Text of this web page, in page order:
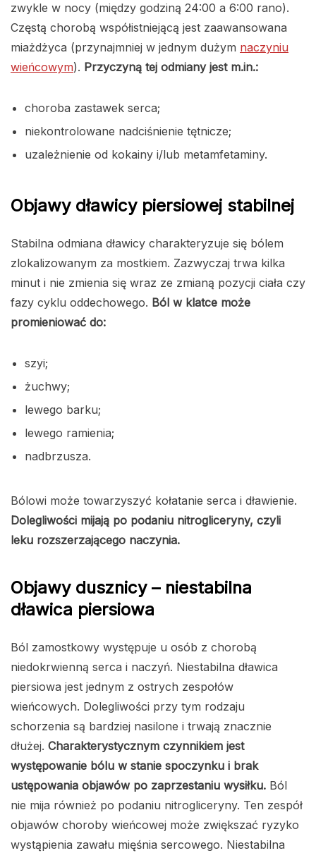
zwykle w nocy (między godziną 24:00 a 6:00 rano).
Częstą chorobą współistniejącą jest zaawansowana
miażdżyca (przynajmniej w jednym dużym naczyniu
wieńcowym). Przyczyną tej odmiany jest m.in.:
choroba zastawek serca;
niekontrolowane nadciśnienie tętnicze;
uzależnienie od kokainy i/lub metamfetaminy.
Objawy dławicy piersiowej stabilnej
Stabilna odmiana dławicy charakteryzuje się bólem
zlokalizowanym za mostkiem. Zazwyczaj trwa kilka
minut i nie zmienia się wraz ze zmianą pozycji ciała czy
fazy cyklu oddechowego. Ból w klatce może
promieniować do:
szyi;
żuchwy;
lewego barku;
lewego ramienia;
nadbrzusza.
Bólowi może towarzyszyć kołatanie serca i dławienie.
Dolegliwości mijają po podaniu nitrogliceryny, czyli
leku rozszerzającego naczynia.
Objawy dusznicy – niestabilna
dławica piersiowa
Ból zamostkowy występuje u osób z chorobą
niedokrwienną serca i naczyń. Niestabilna dławica
piersiowa jest jednym z ostrych zespołów
wieńcowych. Dolegliwości przy tym rodzaju
schorzenia są bardziej nasilone i trwają znacznie
dłużej. Charakterystycznym czynnikiem jest
występowanie bólu w stanie spoczynku i brak
ustępowania objawów po zaprzestaniu wysiłku. Ból
nie mija również po podaniu nitrogliceryny. Ten zespół
objawów choroby wieńcowej może zwiększać ryzyko
wystąpienia zawału mięśnia sercowego. Niestabilna